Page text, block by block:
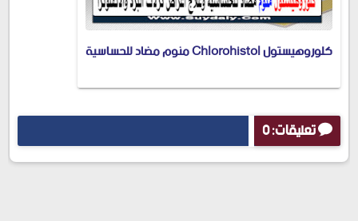
كلوروهيستول Chlorohistol منوم مضاد للحساسية
تعليقات: 0
إرسال تعليق